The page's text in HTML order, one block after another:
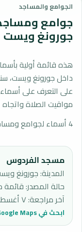
الجوامع والمساجد
جوامع
جورونغ ويست
هذه قائمة أولية
داخل جورونغ ويست،
على التعرف على
مواقيت الصلاة واتجاه
4 أسماء لجوامع ومساجد معروفة داخل هذه المدينة.
مسجد الفردوس
المدينة: جورونغ
حالة المصدر:
آخر مراجعة:٧ أغسطس ٢٠٢٦ في ١:١٣ ص
ابحث في Google Maps